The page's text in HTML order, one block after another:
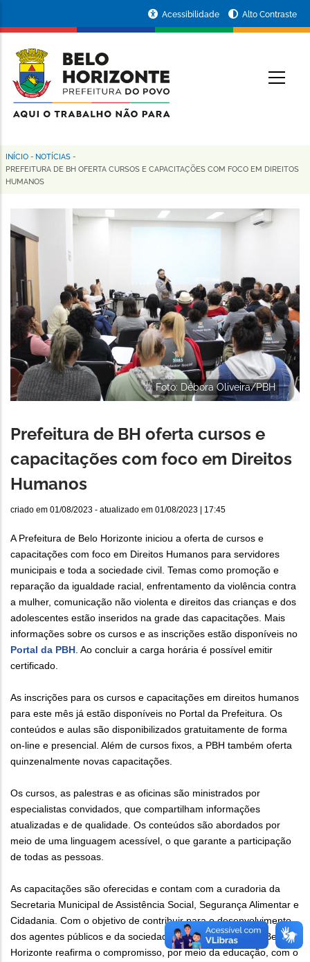
conteúdo
principal
da
Prefeitura
de
Horizonte
Acessibilidade Alto Contraste
Trilha
de
navegação
INÍCIO - NOTÍCIAS -
PREFEITURA DE BH OFERTA CURSOS E CAPACITAÇÕES COM FOCO EM DIREITOS
HUMANOS
Foto: Débora Oliveira/PBH
Prefeitura de BH oferta cursos e
capacitações com foco em Direitos
Humanos
criado em 01/08/2023 - atualizado em 01/08/2023 | 17:45
A Prefeitura de Belo Horizonte iniciou a oferta de cursos e
capacitações com foco em Direitos Humanos para servidores
municipais e toda a sociedade civil. Temas como promoção e
reparação da igualdade racial, enfrentamento da violência contra
a mulher, comunicação não violenta e direitos das crianças e dos
adolescentes estão inseridos na grade das capacitações. Mais
informações sobre os cursos e as inscrições estão disponíveis no
Portal da PBH. Ao concluir a carga horária é possível emitir
certificado.
As inscrições para os cursos e capacitações em direitos humanos
para este mês já estão disponíveis no Portal da Prefeitura. Os
conteúdos e aulas são disponibilizados gratuitamente de forma
on-line e presencial. Além de cursos fixos, a PBH também oferta
quinzenalmente novas capacitações.
Os cursos, as palestras e as oficinas são ministrados por
especialistas convidados, que compartilham informações
atualizadas e de qualidade. Os conteúdos são abordados por
meio de uma linguagem acessível, o que garante a participação
de todas as pessoas.
As capacitações são oferecidas e contam com a curadoria da
Secretaria Municipal de Assistência Social, Segurança Alimentar e
Cidadania. Com o objetivo de contribuir para o desenvolvimento
dos agentes públicos e da sociedade civil, a Prefeitura de Belo
Horizonte reafirma o compromisso, por meio da educação, com o